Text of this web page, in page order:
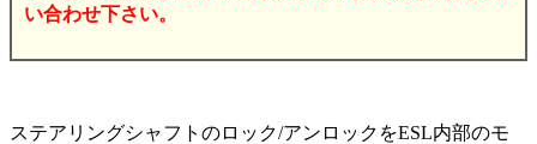
い合わせ下さい。
ステアリングシャフトのロック/アンロックをESL内部のモ